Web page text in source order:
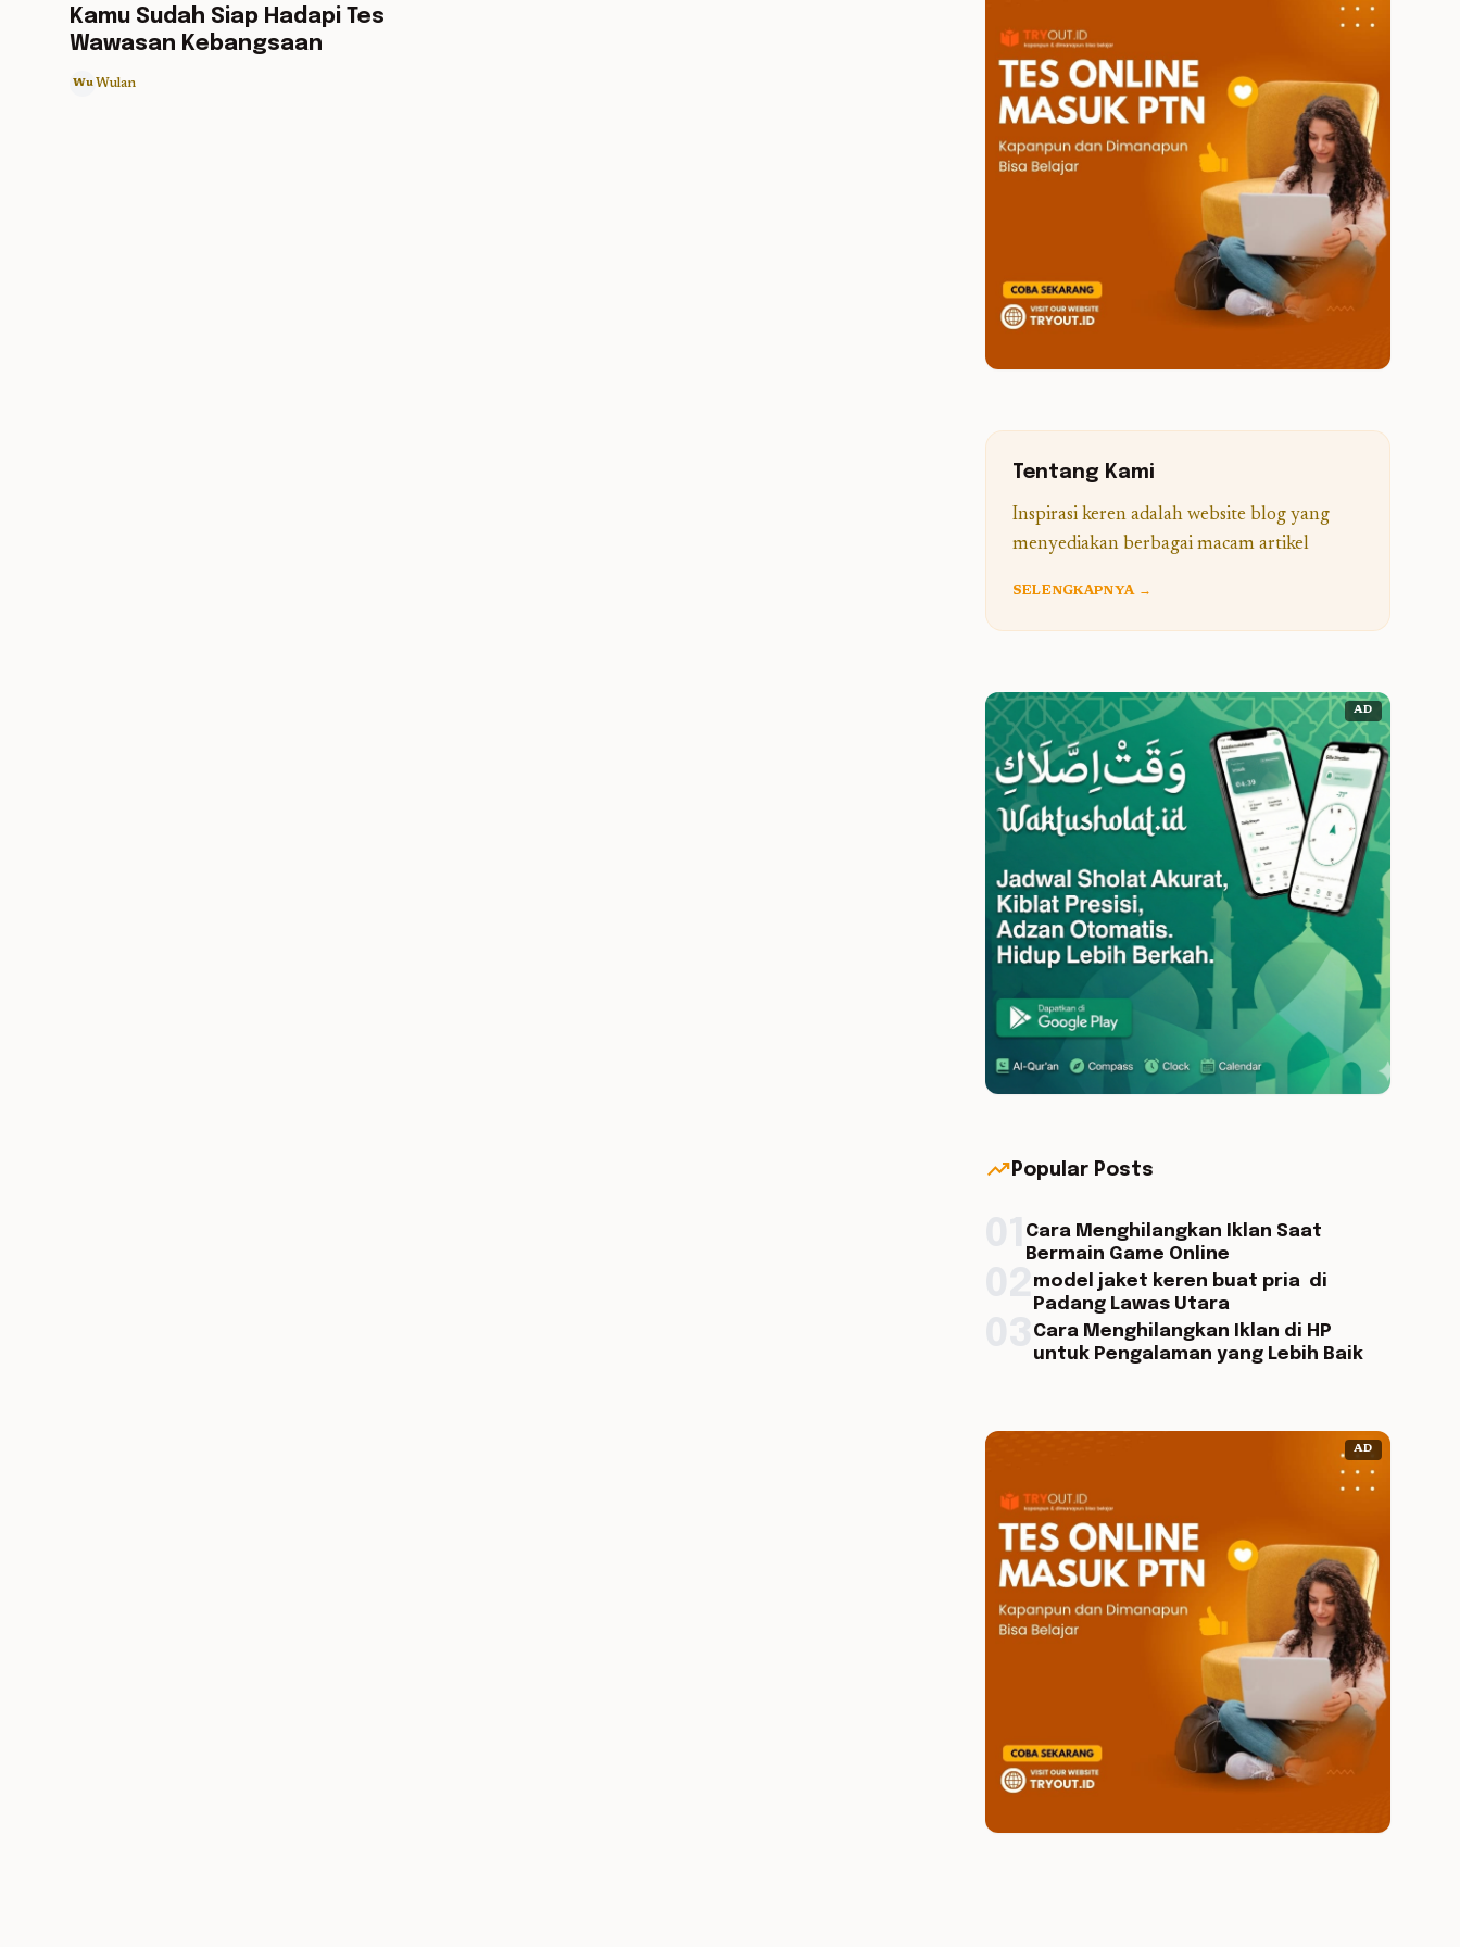
Kamu Sudah Siap Hadapi Tes
Wawasan Kebangsaan
Wu Wulan
Tentang Kami
Inspirasi keren adalah website blog yang
menyediakan berbagai macam artikel
SELENGKAPNYA →
AD
trending_up Popular Posts
Cara Menghilangkan Iklan Saat
Bermain Game Online
model jaket keren buat pria di
Padang Lawas Utara
Cara Menghilangkan Iklan di HP
untuk Pengalaman yang Lebih Baik
AD